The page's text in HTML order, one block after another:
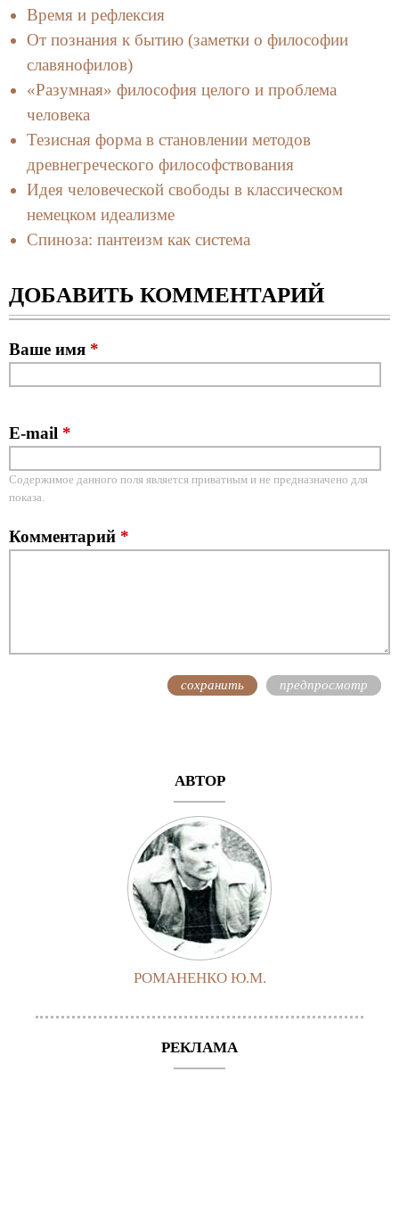
Время и рефлексия
От познания к бытию (заметки о философии
славянофилов)
«Разумная» философия целого и проблема
человека
Тезисная форма в становлении методов
древнегреческого философствования
Идея человеческой свободы в классическом
немецком идеализме
Спиноза: пантеизм как система
ДОБАВИТЬ КОММЕНТАРИЙ
Ваше имя *
E-mail *
Содержимое данного поля является приватным и не предназначено для
показа.
Комментарий *
АВТОР
РОМАНЕНКО Ю.М.
РЕКЛАМА